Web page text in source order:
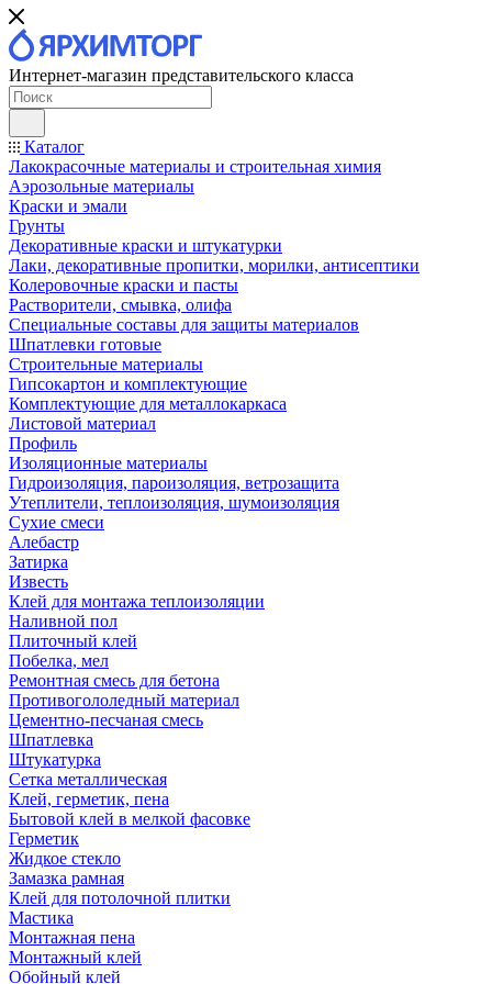
Интернет-магазин представительского класса
Каталог
Лакокрасочные материалы и строительная химия
Аэрозольные материалы
Краски и эмали
Грунты
Декоративные краски и штукатурки
Лаки, декоративные пропитки, морилки, антисептики
Колеровочные краски и пасты
Растворители, смывка, олифа
Специальные составы для защиты материалов
Шпатлевки готовые
Строительные материалы
Гипсокартон и комплектующие
Комплектующие для металлокаркаса
Листовой материал
Профиль
Изоляционные материалы
Гидроизоляция, пароизоляция, ветрозащита
Утеплители, теплоизоляция, шумоизоляция
Сухие смеси
Алебастр
Затирка
Известь
Клей для монтажа теплоизоляции
Наливной пол
Плиточный клей
Побелка, мел
Ремонтная смесь для бетона
Противогололедный материал
Цементно-песчаная смесь
Шпатлевка
Штукатурка
Сетка металлическая
Клей, герметик, пена
Бытовой клей в мелкой фасовке
Герметик
Жидкое стекло
Замазка рамная
Клей для потолочной плитки
Мастика
Монтажная пена
Монтажный клей
Обойный клей